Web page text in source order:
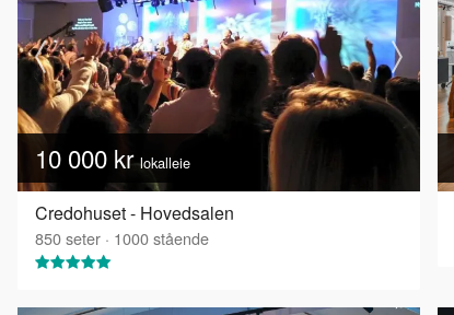
10 000 krlokalleie
Credohuset - Hovedsalen
850seter · 1000stående